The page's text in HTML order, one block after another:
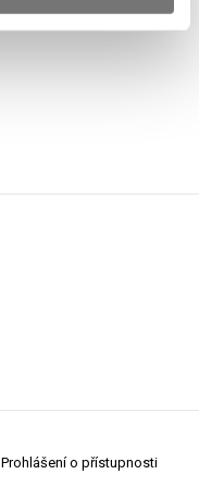
Prohlášení o přístupnosti